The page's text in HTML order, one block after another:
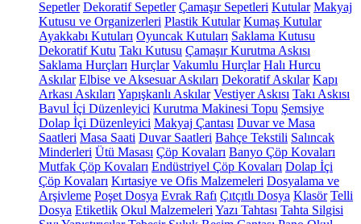
Sepetler Dekoratif Sepetler Çamaşır Sepetleri Kutular Makyaj
Kutusu ve Organizerleri Plastik Kutular Kumaş Kutular
Ayakkabı Kutuları Oyuncak Kutuları Saklama Kutusu
Dekoratif Kutu Takı Kutusu Çamaşır Kurutma Askısı
Saklama Hurçları Hurçlar Vakumlu Hurçlar Halı Hurcu
Askılar Elbise ve Aksesuar Askıları Dekoratif Askılar Kapı
Arkası Askıları Yapışkanlı Askılar Vestiyer Askısı Takı Askısı
Bavul İçi Düzenleyici Kurutma Makinesi Topu Şemsiye
Dolap İçi Düzenleyici Makyaj Çantası Duvar ve Masa
Saatleri Masa Saati Duvar Saatleri Bahçe Tekstili Salıncak
Minderleri Ütü Masası Çöp Kovaları Banyo Çöp Kovaları
Mutfak Çöp Kovaları Endüstriyel Çöp Kovaları Dolap İçi
Çöp Kovaları Kırtasiye ve Ofis Malzemeleri Dosyalama ve
Arşivleme Poşet Dosya Evrak Rafı Çıtçıtlı Dosya Klasör Telli
Dosya Etiketlik Okul Malzemeleri Yazı Tahtası Tahta Silgisi